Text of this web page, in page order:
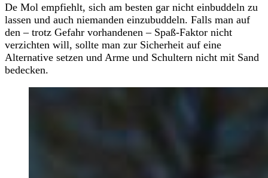
De Mol empfiehlt, sich am besten gar nicht einbuddeln zu
lassen und auch niemanden einzubuddeln. Falls man auf
den – trotz Gefahr vorhandenen – Spaß-Faktor nicht
verzichten will, sollte man zur Sicherheit auf eine
Alternative setzen und Arme und Schultern nicht mit Sand
bedecken.